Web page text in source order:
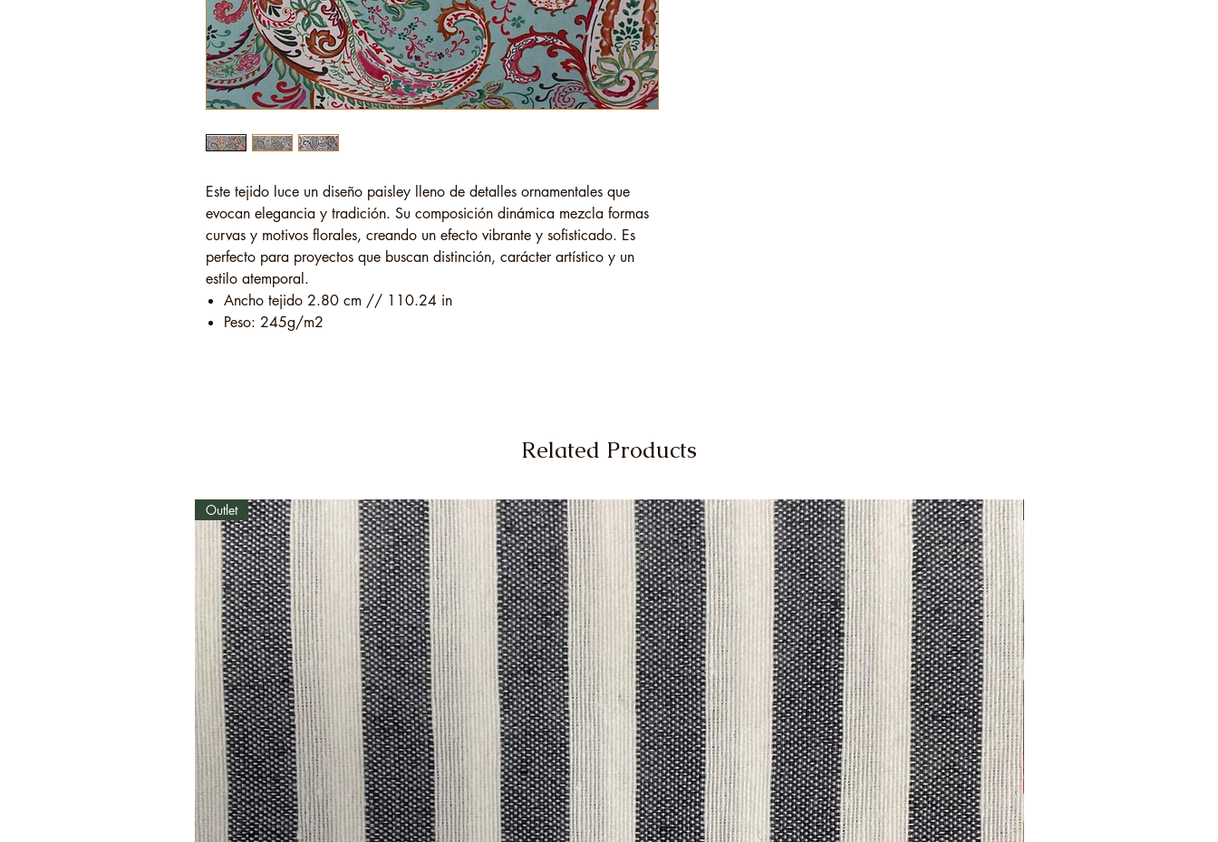
Este tejido luce un diseño paisley lleno de detalles ornamentales que
evocan elegancia y tradición. Su composición dinámica mezcla formas
curvas y motivos florales, creando un efecto vibrante y sofisticado. Es
perfecto para proyectos que buscan distinción, carácter artístico y un
estilo atemporal.
Ancho tejido 2.80 cm // 110.24 in
Peso: 245g/m2
Related Products
Outlet